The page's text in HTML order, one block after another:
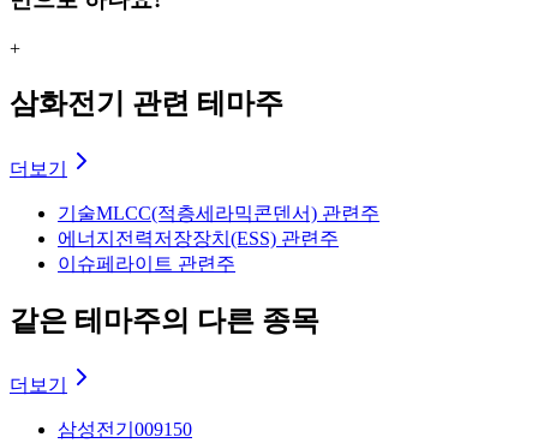
+
삼화전기 관련 테마주
더보기
기술MLCC(적층세라믹콘덴서) 관련주
에너지 전력저장장치(ESS) 관련주
이슈페라이트 관련주
같은 테마주의 다른 종목
더보기
삼성전기 009150